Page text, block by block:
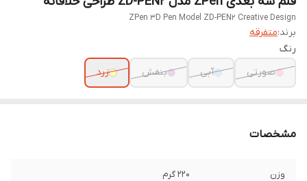
ZPen 3D Pen Model ZD-PEN2 Creative Design
برند:متفرقه
رنگ
صورتی
آبی بنفش زرد
مشخصات
وزن 220 گرم